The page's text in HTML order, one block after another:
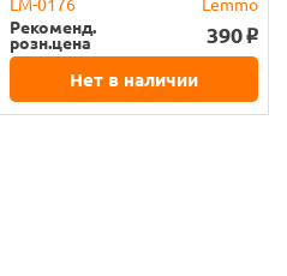
Рекоменд.
розн.цена 390 o
Нет в наличии